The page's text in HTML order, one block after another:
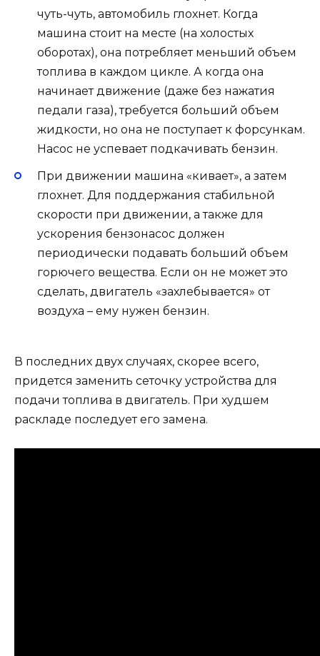
чуть-чуть, автомобиль глохнет. Когда
машина стоит на месте (на холостых
оборотах), она потребляет меньший объем
топлива в каждом цикле. А когда она
начинает движение (даже без нажатия
педали газа), требуется больший объем
жидкости, но она не поступает к форсункам.
Насос не успевает подкачивать бензин.
При движении машина «кивает», а затем
глохнет. Для поддержания стабильной
скорости при движении, а также для
ускорения бензонасос должен
периодически подавать больший объем
горючего вещества. Если он не может это
сделать, двигатель «захлебывается» от
воздуха – ему нужен бензин.
В последних двух случаях, скорее всего,
придется заменить сеточку устройства для
подачи топлива в двигатель. При худшем
раскладе последует его замена.